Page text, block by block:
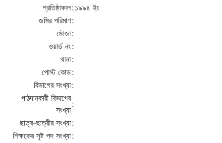
প্রতিষ্ঠাকাল:১৯৯৪ ইং
জমির পরিমাণ:
মৌজা:
ওয়ার্ড নং:
থানা:
পোস্ট কোড:
বিভাগের সংখ্যা:
পাঠদানকারী বিভাগের
সংখ্যা
:
ছাত্র-ছাত্রীর সংখ্যা:
শিক্ষকের সৃষ্ট পদ সংখ্যা: